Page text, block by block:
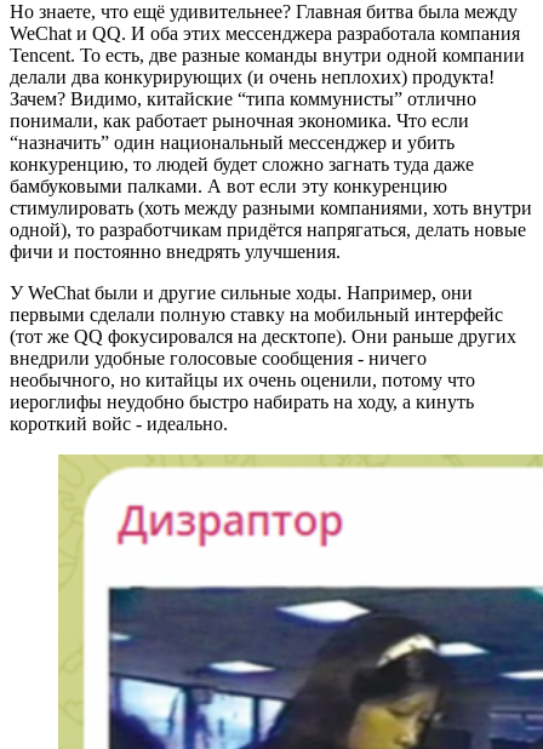
Но знаете, что ещё удивительнее? Главная битва была между
WeChat и QQ. И оба этих мессенджера разработала компания
Tencent. То есть, две разные команды внутри одной компании
делали два конкурирующих (и очень неплохих) продукта!
Зачем? Видимо, китайские “типа коммунисты” отлично
понимали, как работает рыночная экономика. Что если
“назначить” один национальный мессенджер и убить
конкуренцию, то людей будет сложно загнать туда даже
бамбуковыми палками. А вот если эту конкуренцию
стимулировать (хоть между разными компаниями, хоть внутри
одной), то разработчикам придётся напрягаться, делать новые
фичи и постоянно внедрять улучшения.
У WeChat были и другие сильные ходы. Например, они
первыми сделали полную ставку на мобильный интерфейс
(тот же QQ фокусировался на десктопе). Они раньше других
внедрили удобные голосовые сообщения - ничего
необычного, но китайцы их очень оценили, потому что
иероглифы неудобно быстро набирать на ходу, а кинуть
короткий войс - идеально.